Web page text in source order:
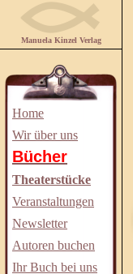
Manuela Kinzel Verlag
Home
Wir über uns
Bücher
Theaterstücke
Veranstaltungen
Newsletter
Autoren buchen
Ihr Buch bei uns